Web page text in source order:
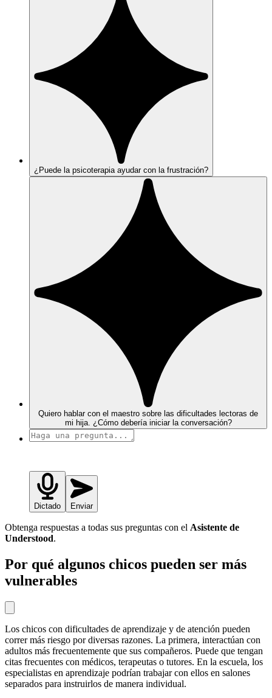
¿Puede la psicoterapia ayudar con la frustración?
Quiero hablar con el maestro sobre las dificultades lectoras de
mi hija. ¿Cómo debería iniciar la conversación?
Dictado Enviar
Obtenga respuestas a todas sus preguntas con el Asistente de
Understood.
Por qué algunos chicos pueden ser más
vulnerables
Los chicos con dificultades de aprendizaje y de atención pueden
correr más riesgo por diversas razones. La primera, interactúan con
adultos más frecuentemente que sus compañeros. Puede que tengan
citas frecuentes con médicos, terapeutas o tutores. En la escuela, los
especialistas en aprendizaje podrían trabajar con ellos en salones
separados para instruirlos de manera individual.